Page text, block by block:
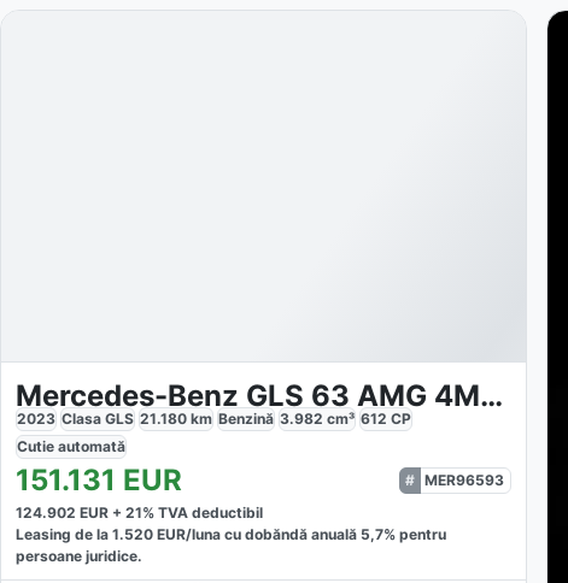
Mercedes-Benz GLS 63 AMG 4Matic
2023 Clasa GLS 21.180 km Benzină 3.982 cm³ 612 CP
Cutie automată
151.131 EUR
MER96593
124.902 EUR + 21% TVA deductibil
Leasing de la 1.520 EUR/luna cu dobăndă anuală 5,7% pentru
persoane juridice.